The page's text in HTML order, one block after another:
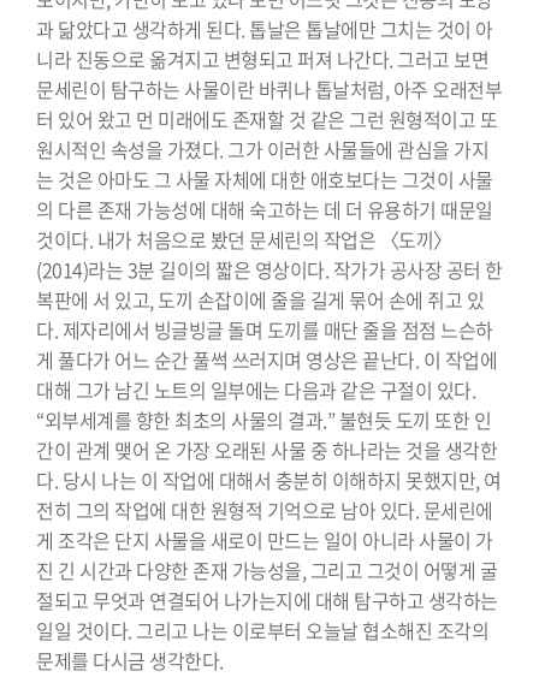
과 닮았다고 생각하게 된다. 톱날은 톱날에만 그치는 것이 아
니라 진동으로 옮겨지고 변형되고 퍼져 나간다. 그러고 보면
문세린이 탐구하는 사물이란 바퀴나 톱날처럼, 아주 오래전부
터 있어 왔고 먼 미래에도 존재할 것 같은 그런 원형적이고 또
원시적인 속성을 가졌다. 그가 이러한 사물들에 관심을 가지
는 것은 아마도 그 사물 자체에 대한 애호보다는 그것이 사물
의 다른 존재 가능성에 대해 숙고하는 데 더 유용하기 때문일
것이다. 내가 처음으로 봤던 문세린의 작업은 〈도끼〉
(2014)라는 3분 길이의 짧은 영상이다. 작가가 공사장 공터 한
복판에 서 있고, 도끼 손잡이에 줄을 길게 묶어 손에 쥐고 있
다. 제자리에서 빙글빙글 돌며 도끼를 매단 줄을 점점 느슨하
게 풀다가 어느 순간 풀썩 쓰러지며 영상은 끝난다. 이 작업에
대해 그가 남긴 노트의 일부에는 다음과 같은 구절이 있다.
“외부세계를 향한 최초의 사물의 결과.” 불현듯 도끼 또한 인
간이 관계 맺어 온 가장 오래된 사물 중 하나라는 것을 생각한
다. 당시 나는 이 작업에 대해서 충분히 이해하지 못했지만, 여
전히 그의 작업에 대한 원형적 기억으로 남아 있다. 문세린에
게 조각은 단지 사물을 새로이 만드는 일이 아니라 사물이 가
진 긴 시간과 다양한 존재 가능성을, 그리고 그것이 어떻게 굴
절되고 무엇과 연결되어 나가는지에 대해 탐구하고 생각하는
일일 것이다. 그리고 나는 이로부터 오늘날 협소해진 조각의
문제를 다시금 생각한다.